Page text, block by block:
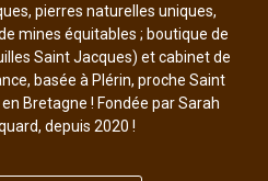
pierres naturelles uniques,
mines équitables ; boutique de
Saint Jacques) et cabinet de
basée à Plérin, proche Saint
Bretagne ! Fondée par Sarah
depuis 2020 !